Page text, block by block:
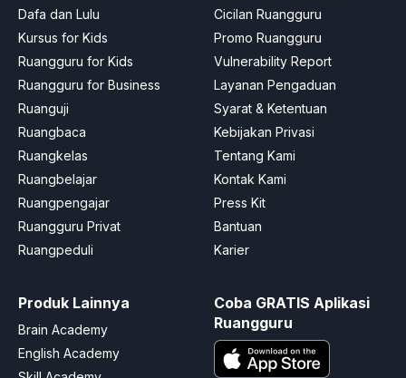
Dafa dan Lulu
Kursus for Kids
Ruangguru for Kids
Ruangguru for Business
Ruanguji
Ruangbaca
Ruangkelas
Ruangbelajar
Ruangpengajar
Ruangguru Privat
Ruangpeduli
Cicilan Ruangguru
Promo Ruangguru
Vulnerability Report
Layanan Pengaduan
Syarat & Ketentuan
Kebijakan Privasi
Tentang Kami
Kontak Kami
Press Kit
Bantuan
Karier
Produk Lainnya
Brain Academy
English Academy
Coba GRATIS Aplikasi
Ruangguru